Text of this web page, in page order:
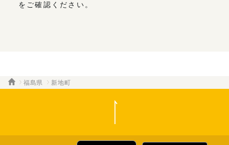
をご確認ください。
福島県 新地町